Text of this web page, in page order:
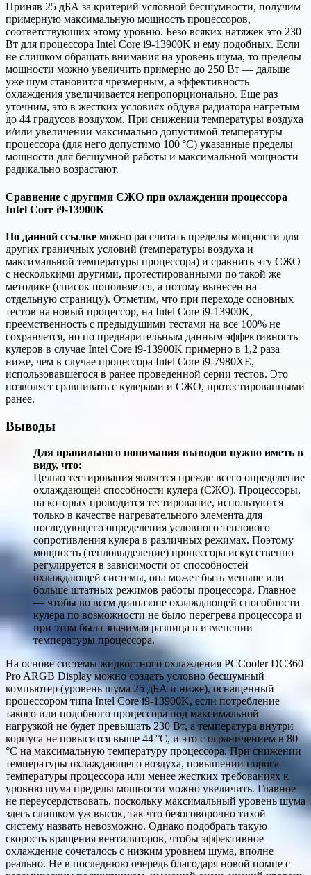
Приняв 25 дБА за критерий условной бесшумности, получим
примерную максимальную мощность процессоров,
соответствующих этому уровню. Безо всяких натяжек это 230
Вт для процессора Intel Core i9-13900K и ему подобных. Если
не слишком обращать внимания на уровень шума, то пределы
мощности можно увеличить примерно до 250 Вт — дальше
уже шум становится чрезмерным, а эффективность
охлаждения увеличивается непропорционально. Еще раз
уточним, это в жестких условиях обдува радиатора нагретым
до 44 градусов воздухом. При снижении температуры воздуха
и/или увеличении максимально допустимой температуры
процессора (для него допустимо 100 °C) указанные пределы
мощности для бесшумной работы и максимальной мощности
радикально возрастают.
Сравнение с другими СЖО при охлаждении процессора
Intel Core i9-13900K
По данной ссылке можно рассчитать пределы мощности для
других граничных условий (температуры воздуха и
максимальной температуры процессора) и сравнить эту СЖО
с несколькими другими, протестированными по такой же
методике (список пополняется, а потому вынесен на
отдельную страницу). Отметим, что при переходе основных
тестов на новый процессор, на Intel Core i9-13900K,
преемственность с предыдущими тестами на все 100% не
сохраняется, но по предварительным данным эффективность
кулеров в случае Intel Core i9-13900K примерно в 1,2 раза
ниже, чем в случае процессора Intel Core i9-7980XE,
использовавшегося в ранее проведенной серии тестов. Это
позволяет сравнивать с кулерами и СЖО, протестированными
ранее.
Выводы
Для правильного понимания выводов нужно иметь в
виду, что:
Целью тестирования является прежде всего определение
охлаждающей способности кулера (СЖО). Процессоры,
на которых проводится тестирование, используются
только в качестве нагревательного элемента для
последующего определения условного теплового
сопротивления кулера в различных режимах. Поэтому
мощность (тепловыделение) процессора искусственно
регулируется в зависимости от способностей
охлаждающей системы, она может быть меньше или
больше штатных режимов работы процессора. Главное
— чтобы во всем диапазоне охлаждающей способности
кулера по возможности не было перегрева процессора и
при этом была значимая разница в изменении
температуры процессора.
На основе системы жидкостного охлаждения PCCooler DC360
Pro ARGB Display можно создать условно бесшумный
компьютер (уровень шума 25 дБА и ниже), оснащенный
процессором типа Intel Core i9-13900K, если потребление
такого или подобного процессора под максимальной
нагрузкой не будет превышать 230 Вт, а температура внутри
корпуса не повысится выше 44 °C, и это с ограничением в 80
°C на максимальную температуру процессора. При снижении
температуры охлаждающего воздуха, повышении порога
температуры процессора или менее жестких требованиях к
уровню шума пределы мощности можно увеличить. Главное
не переусердствовать, поскольку максимальный уровень шума
здесь слишком уж высок, так что безоговорочно тихой
систему назвать невозможно. Однако подобрать такую
скорость вращения вентиляторов, чтобы эффективное
охлаждение сочеталось с низким уровнем шума, вполне
реально. Не в последнюю очередь благодаря новой помпе с